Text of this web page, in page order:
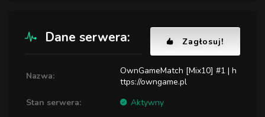
Dane serwera: Zagłosuj!
Nazwa:
OwnGameMatch [Mix10] #1 | h
ttps://owngame.pl
Stan serwera:
Aktywny